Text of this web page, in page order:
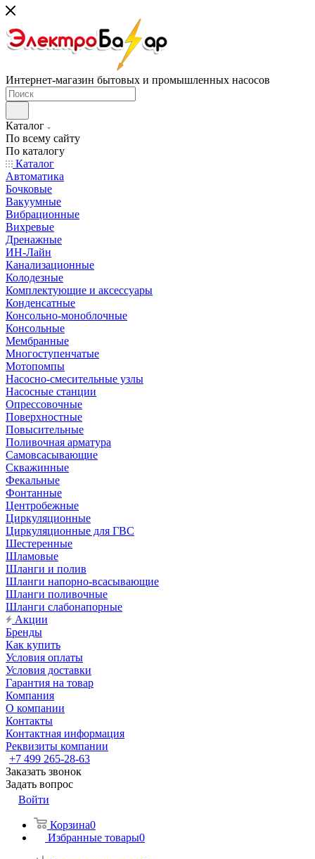
Интернет-магазин бытовых и промышленных насосов
Каталог
По всему сайту
По каталогу
Каталог
Автоматика
Бочковые
Вакуумные
Вибрационные
Вихревые
Дренажные
ИН-Лайн
Канализационные
Колодезные
Комплектующие и аксессуары
Конденсатные
Консольно-моноблочные
Консольные
Мембранные
Многоступенчатые
Мотопомпы
Насосно-смесительные узлы
Насосные станции
Опрессовочные
Поверхностные
Повысительные
Поливочная арматура
Самовсасывающие
Скважинные
Фекальные
Фонтанные
Центробежные
Циркуляционные
Циркуляционные для ГВС
Шестеренные
Шламовые
Шланги и полив
Шланги напорно-всасывающие
Шланги поливочные
Шланги слабонапорные
Акции
Бренды
Как купить
Условия оплаты
Условия доставки
Гарантия на товар
Компания
О компании
Контакты
Контактная информация
Реквизиты компании
+7 499 265-28-63
Заказать звонок
Задать вопрос
Войти
Корзина0
Избранные товары0